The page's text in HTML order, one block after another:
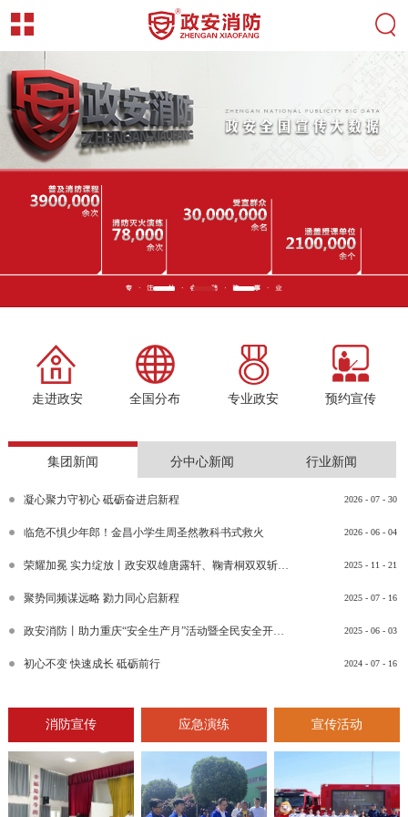
走进政安 全国分布 专业政安 预约宣传
集团新闻 分中心新闻 行业新闻
2026 - 07 - 30
凝心聚力守初心 砥砺奋进启新程
2026 - 06 - 04
临危不惧少年郎！金昌小学生周圣然教科书式救火
2025 - 11 - 21
荣耀加冕 实力绽放丨政安双雄唐露轩、鞠青桐双双斩获“渝消蓝盾讲师团金牌讲师”比武竞赛决赛大奖
2025 - 07 - 16
聚势同频谋远略 勠力同心启新程
2025 - 06 - 03
政安消防丨助力重庆“安全生产月”活动暨全民安全开放日活动
2024 - 07 - 16
初心不变 快速成长 砥砺前行
消防宣传 应急演练 宣传活动